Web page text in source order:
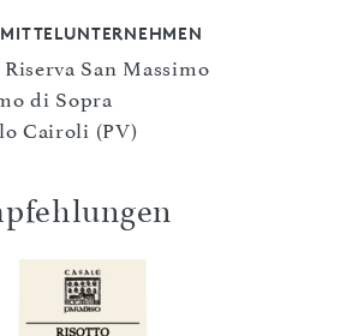
San Massimo
di Sopra
Cairoli (PV)